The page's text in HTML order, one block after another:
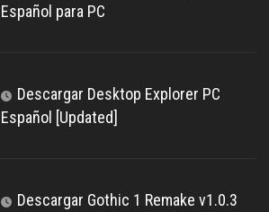
Español para PC
Descargar Desktop Explorer PC
Español [Updated]
Descargar Gothic 1 Remake v1.0.3